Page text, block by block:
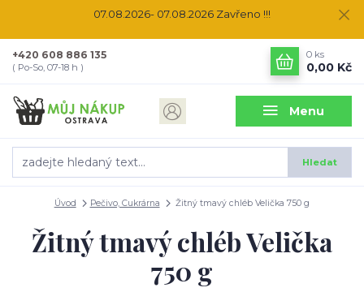
07.08.2026- 07.08.2026 Zavřeno !!!
Menu
Hledat
+420 608 886 135
( Po-So, 07-18 h )
0 ks
0,00 Kč
Úvod Pečivo, Cukrárna Žitný tmavý chléb Velička 750 g
Žitný tmavý chléb Velička
750 g